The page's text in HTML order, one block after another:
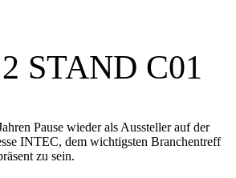
STAND C01
Pause wieder als Aussteller auf der
INTEC, dem wichtigsten Branchentreff
zu sein.